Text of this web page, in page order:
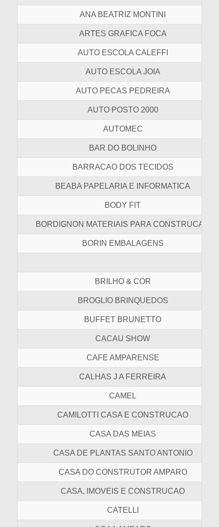
ANA BEATRIZ MONTINI
ARTES GRAFICA FOCA
AUTO ESCOLA CALEFFI
AUTO ESCOLA JOIA
AUTO PECAS PEDREIRA
AUTO POSTO 2000
AUTOMEC
BAR DO BOLINHO
BARRACAO DOS TECIDOS
BEABA PAPELARIA E INFORMATICA
BODY FIT
BORDIGNON MATERIAIS PARA CONSTRUCAO
BORIN EMBALAGENS
BRILHO & COR
BROGLIO BRINQUEDOS
BUFFET BRUNETTO
CACAU SHOW
CAFE AMPARENSE
CALHAS J A FERREIRA
CAMEL
CAMILOTTI CASA E CONSTRUCAO
CASA DAS MEIAS
CASA DE PLANTAS SANTO ANTONIO
CASA DO CONSTRUTOR AMPARO
CASA, IMOVEIS E CONSTRUCAO
CATELLI